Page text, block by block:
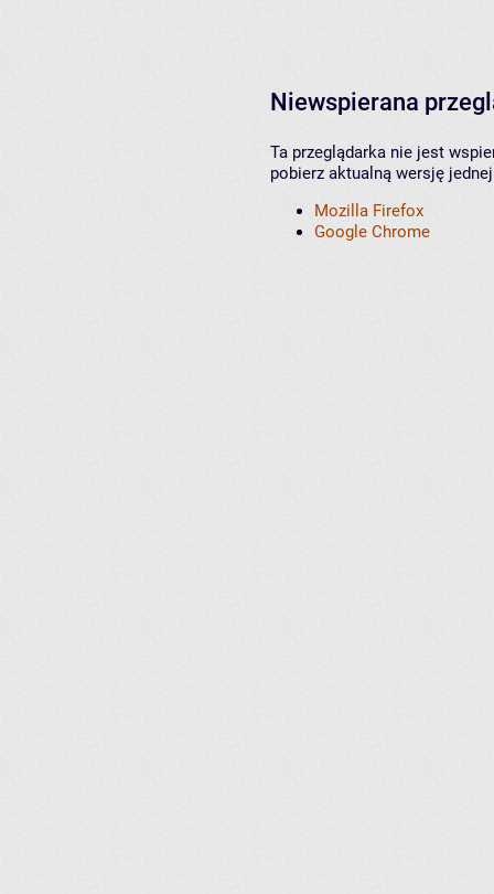
Niewspierana
Ta przeglądarka nie jest
pobierz aktualną wersję
Mozilla Firefox
Google Chrome